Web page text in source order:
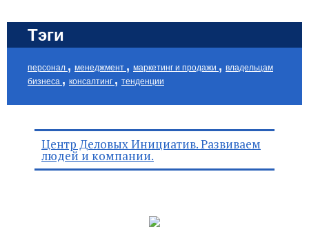
Тэги
персонал , менеджмент , маркетинг и продажи , владельцам
бизнеса , консалтинг , тенденции
Центр Деловых Инициатив. Развиваем
людей и компании.